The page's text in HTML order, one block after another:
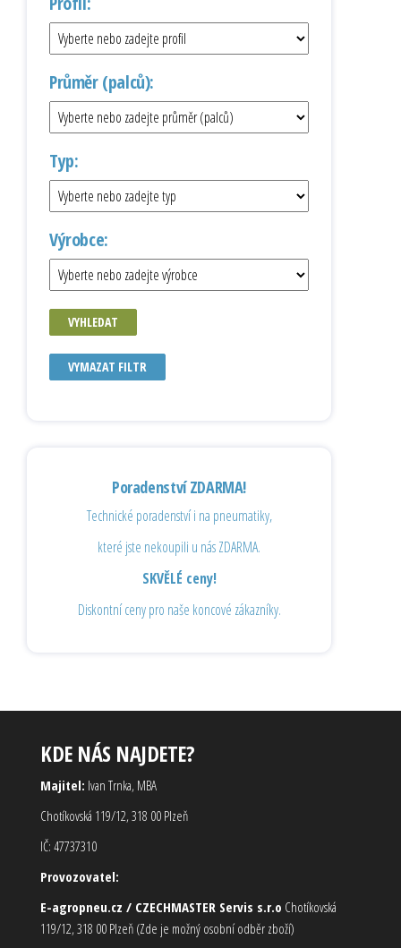
Průměr (palců):
Typ:
Výrobce:
VYHLEDAT
VYMAZAT FILTR
Poradenství ZDARMA!
Technické poradenství i na pneumatiky,
které jste nekoupili u nás ZDARMA.
SKVĚLÉ ceny!
Diskontní ceny pro naše koncové zákazníky.
KDE NÁS NAJDETE?
Majitel: Ivan Trnka, MBA
Chotíkovská 119/12, 318 00 Plzeň
IČ: 47737310
Provozovatel:
E-agropneu.cz / CZECHMASTER Servis s.r.o Chotíkovská
119/12, 318 00 Plzeň (Zde je možný osobní odběr zboží)